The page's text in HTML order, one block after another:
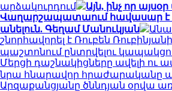
արձակուրդում
Այն, ինչ որ
Վաղարշապատաում հավասար է
անելուն. Գեղամ Մանուկյան
Անա
շնորհավորել է Ռուբեն
պաշտոնում ընտրվելու
Մերցի դաշնակիցները ավելի ու
նրա հնարավոր հրաժարականը
Արզաքանցյանը ծննդյան օրվա